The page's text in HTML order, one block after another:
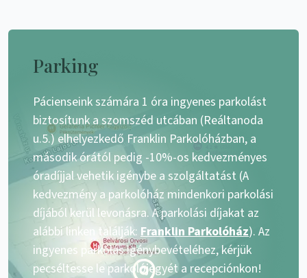
Parking
Pácienseink számára 1 óra ingyenes parkolást
biztosítunk a szomszéd utcában (Reáltanoda
u.5.) elhelyezkedő Franklin Parkolóházban, a
második órától pedig -10%-os kedvezményes
óradíjjal vehetik igénybe a szolgáltatást (A
kedvezmény a parkolóház mindenkori parkolási
díjából kerül levonásra. A parkolási díjakat az
alábbi linken találják: Franklin Parkolóház). Az
ingyenes parkolás igénybevételéhez, kérjük
pecséltesse le parkolójegyét a recepciónkon!